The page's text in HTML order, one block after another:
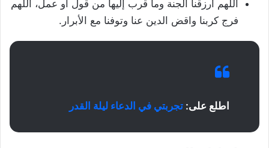
اللهم ارزقنا الجنة وما قرب إليها من قول أو عمل، اللهم
فرج كربنا واقض الدين عنا وتوفنا مع الأبرار.
اطلع على: تجربتي في الدعاء ليلة القدر